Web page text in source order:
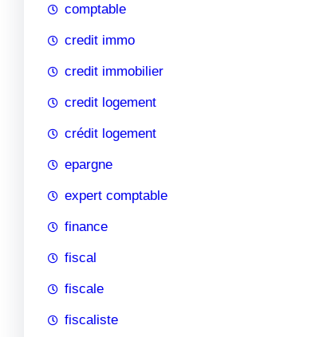
comptable
credit immo
credit immobilier
credit logement
crédit logement
epargne
expert comptable
finance
fiscal
fiscale
fiscaliste